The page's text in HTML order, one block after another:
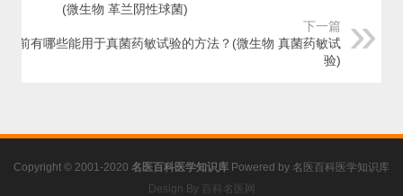
(微生物 革兰阴性球菌)
下一篇
目前有哪些能用于真菌药敏试验的方法？(微生物 真菌药敏试
验)
Copyright © 2001-2020 名医百科医学知识库 Powered by 名医百科医学知识库
Design By 百科名医网